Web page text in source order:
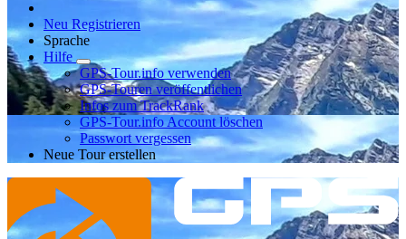
Neu Registrieren
Sprache
Hilfe
GPS-Tour.info verwenden
GPS-Touren veröffentlichen
Infos zum TrackRank
GPS-Tour.info Account löschen
Passwort vergessen
Neue Tour erstellen